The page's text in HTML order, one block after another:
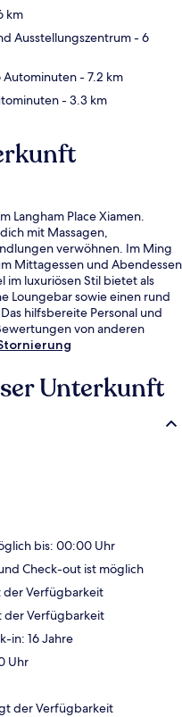
km
Ausstellungszentrum- 6
Autominuten- 7.2 km
- 3.3 km
Langham Place Xiamen.
mit Massagen,
verwöhnen. Im Ming
Mittagessen und Abendessen
im luxuriösen Stil bietet als
Loungebar sowie einen rund
hilfsbereite Personal und
von anderen
Unterkunft
bis: 00:00 Uhr
Check-out ist möglich
der Verfügbarkeit
der Verfügbarkeit
in: 16 Jahre
Uhr
der Verfügbarkeit